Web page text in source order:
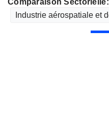
Comparaison Sectorielle: